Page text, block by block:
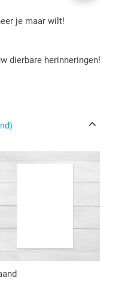
je maar wilt!
dierbare herinneringen!